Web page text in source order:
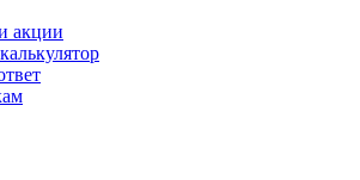
акции